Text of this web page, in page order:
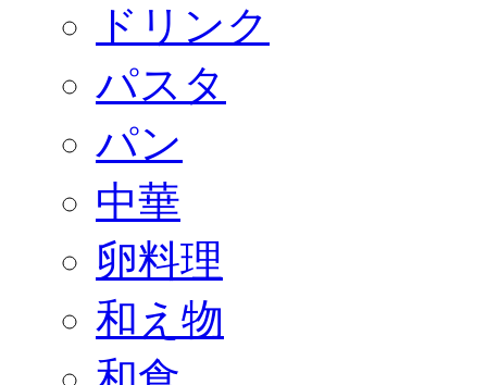
ドリンク
パスタ
パン
中華
卵料理
和え物